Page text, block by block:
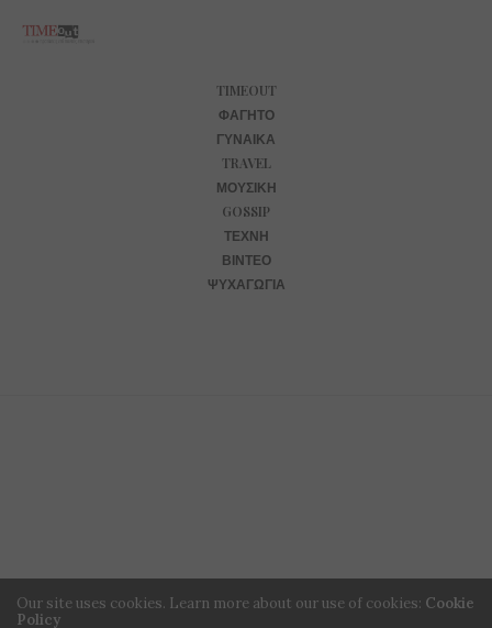
TIMEOUT
ΦΑΓΗΤΌ
ΓΥΝΑΊΚΑ
TRAVEL
ΜΟΥΣΙΚΉ
GOSSIP
ΤΈΧΝΗ
ΒΊΝΤΕΟ
ΨΥΧΑΓΩΓΊΑ
Our site uses cookies. Learn more about our use of cookies: Cookie
Policy